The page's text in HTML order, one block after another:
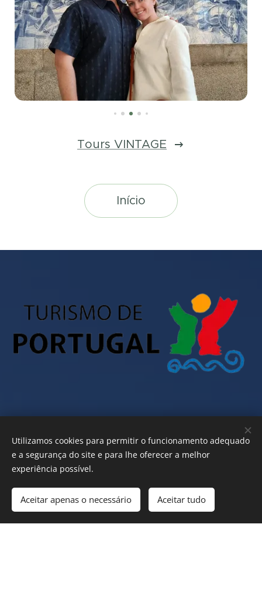
Tours VINTAGE
Início
Utilizamos cookies para permitir o funcionamento adequado
e a segurança do site e para lhe oferecer a melhor
experiência possível.
Aceitar apenas o necessário Aceitar tudo